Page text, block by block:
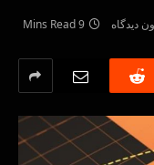
دیدگاه 9 Mins Read